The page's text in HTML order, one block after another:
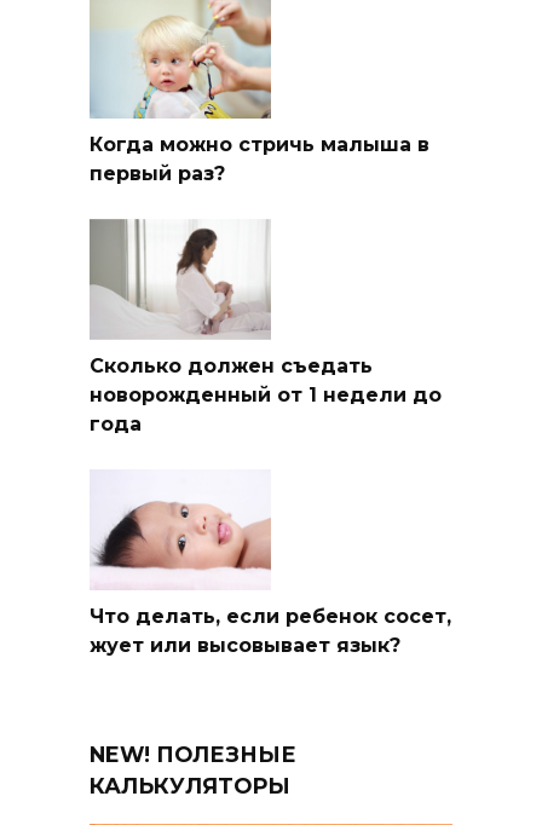
Когда можно стричь малыша в
первый раз?
Сколько должен съедать
новорожденный от 1 недели до
года
Что делать, если ребенок сосет,
жует или высовывает язык?
NEW! ПОЛЕЗНЫЕ
КАЛЬКУЛЯТОРЫ